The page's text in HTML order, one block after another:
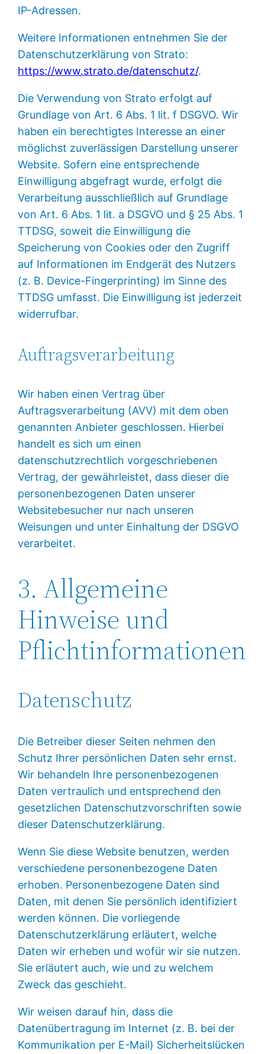
IP-Adressen.
Weitere Informationen entnehmen Sie der
Datenschutzerklärung von Strato:
https://www.strato.de/datenschutz/.
Die Verwendung von Strato erfolgt auf
Grundlage von Art. 6 Abs. 1 lit. f DSGVO. Wir
haben ein berechtigtes Interesse an einer
möglichst zuverlässigen Darstellung unserer
Website. Sofern eine entsprechende
Einwilligung abgefragt wurde, erfolgt die
Verarbeitung ausschließlich auf Grundlage
von Art. 6 Abs. 1 lit. a DSGVO und § 25 Abs. 1
TTDSG, soweit die Einwilligung die
Speicherung von Cookies oder den Zugriff
auf Informationen im Endgerät des Nutzers
(z. B. Device-Fingerprinting) im Sinne des
TTDSG umfasst. Die Einwilligung ist jederzeit
widerrufbar.
Auftragsverarbeitung
Wir haben einen Vertrag über
Auftragsverarbeitung (AVV) mit dem oben
genannten Anbieter geschlossen. Hierbei
handelt es sich um einen
datenschutzrechtlich vorgeschriebenen
Vertrag, der gewährleistet, dass dieser die
personenbezogenen Daten unserer
Websitebesucher nur nach unseren
Weisungen und unter Einhaltung der DSGVO
verarbeitet.
3. Allgemeine
Hinweise und
Pflicht­informationen
Datenschutz
Die Betreiber dieser Seiten nehmen den
Schutz Ihrer persönlichen Daten sehr ernst.
Wir behandeln Ihre personenbezogenen
Daten vertraulich und entsprechend den
gesetzlichen Datenschutzvorschriften sowie
dieser Datenschutzerklärung.
Wenn Sie diese Website benutzen, werden
verschiedene personenbezogene Daten
erhoben. Personenbezogene Daten sind
Daten, mit denen Sie persönlich identifiziert
werden können. Die vorliegende
Datenschutzerklärung erläutert, welche
Daten wir erheben und wofür wir sie nutzen.
Sie erläutert auch, wie und zu welchem
Zweck das geschieht.
Wir weisen darauf hin, dass die
Datenübertragung im Internet (z. B. bei der
Kommunikation per E-Mail) Sicherheitslücken